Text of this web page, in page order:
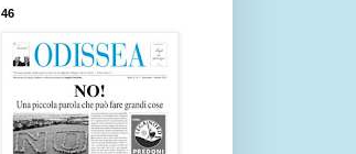
46